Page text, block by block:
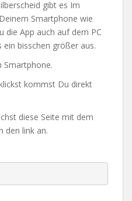
gibt es Im
Smartphone wie
die App auch auf dem PC
bisschen größer aus.
Smartphone.
kommst Du direkt
diese Seite mit dem
den link an.